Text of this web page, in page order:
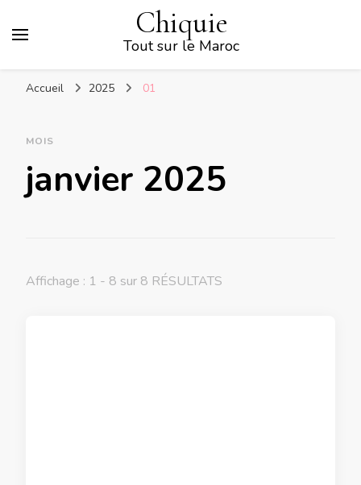
Chiquie
Tout sur le Maroc
Accueil 2025 01
MOIS
janvier 2025
Affichage : 1 - 8 sur 8 RÉSULTATS